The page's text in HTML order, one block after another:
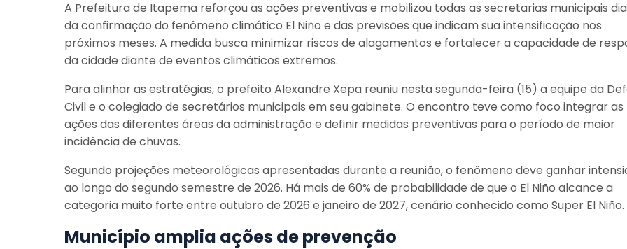
A Prefeitura de Itapema reforçou as ações preventivas e mobilizou todas as secretarias municipais
da confirmação do fenômeno climático El Niño e das previsões que indicam sua intensificação nos
próximos meses. A medida busca minimizar riscos de alagamentos e fortalecer a capacidade de
da cidade diante de eventos climáticos extremos.
Para alinhar as estratégias, o prefeito Alexandre Xepa reuniu nesta segunda-feira (15) a equipe da
Civil e o colegiado de secretários municipais em seu gabinete. O encontro teve como foco integrar as
ações das diferentes áreas da administração e definir medidas preventivas para o período de maior
incidência de chuvas.
Segundo projeções meteorológicas apresentadas durante a reunião, o fenômeno deve ganhar
ao longo do segundo semestre de 2026. Há mais de 60% de probabilidade de que o El Niño alcance a
categoria muito forte entre outubro de 2026 e janeiro de 2027, cenário conhecido como Super El Niño.
Município amplia ações de prevenção